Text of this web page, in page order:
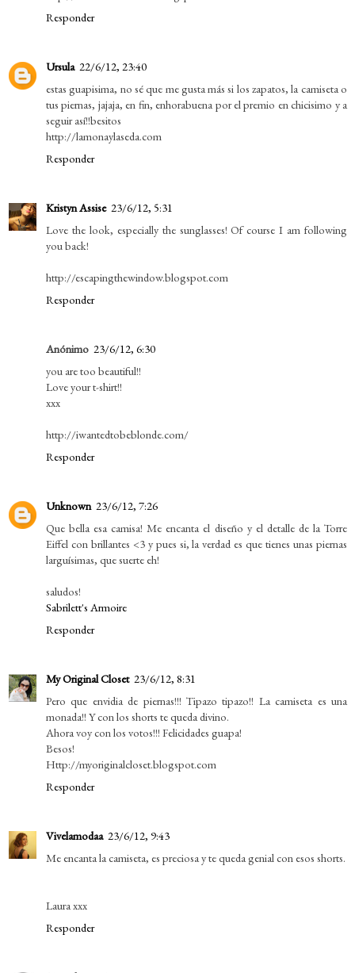
Responder
Ursula 22/6/12, 23:40
estas guapisima, no sé que me gusta más si los zapatos, la camiseta o
tus piernas, jajaja, en fin, enhorabuena por el premio en chicisimo y a
seguir así!!besitos
http://lamonaylaseda.com
Responder
Kristyn Assise 23/6/12, 5:31
Love the look, especially the sunglasses! Of course I am following
you back!
http://escapingthewindow.blogspot.com
Responder
Anónimo 23/6/12, 6:30
you are too beautiful!!
Love your t-shirt!!
xxx
http://iwantedtobeblonde.com/
Responder
Unknown 23/6/12, 7:26
Que bella esa camisa! Me encanta el diseño y el detalle de la Torre
Eiffel con brillantes <3 y pues si, la verdad es que tienes unas piernas
larguísimas, que suerte eh!
saludos!
Sabrilett's Armoire
Responder
My Original Closet 23/6/12, 8:31
Pero que envidia de piernas!!! Tipazo tipazo!! La camiseta es una
monada!! Y con los shorts te queda divino.
Ahora voy con los votos!!! Felicidades guapa!
Besos!
Http://myoriginalcloset.blogspot.com
Responder
Vivelamodaa 23/6/12, 9:43
Me encanta la camiseta, es preciosa y te queda genial con esos shorts.
Laura xxx
Responder